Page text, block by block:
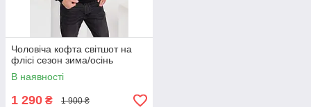
Чоловіча кофта світшот на
флісі сезон зима/осінь
В наявності
1 290 ₴ 1 900 ₴